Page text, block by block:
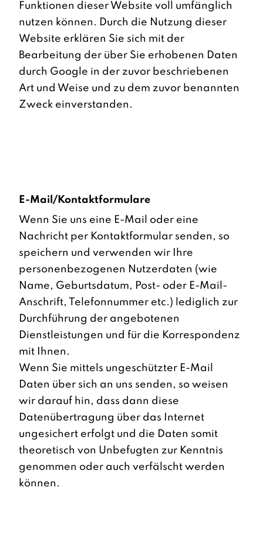
Funktionen dieser Website voll umfänglich
nutzen können. Durch die Nutzung dieser
Website erklären Sie sich mit der
Bearbeitung der über Sie erhobenen Daten
durch Google in der zuvor beschriebenen
Art und Weise und zu dem zuvor benannten
Zweck einverstanden.
E-Mail/Kontaktformulare
Wenn Sie uns eine E-Mail oder eine
Nachricht per Kontaktformular senden, so
speichern und verwenden wir Ihre
personenbezogenen Nutzerdaten (wie
Name, Geburtsdatum, Post- oder E-Mail-
Anschrift, Telefonnummer etc.) lediglich zur
Durchführung der angebotenen
Dienstleistungen und für die Korrespondenz
mit Ihnen.
Wenn Sie mittels ungeschützter E-Mail
Daten über sich an uns senden, so weisen
wir darauf hin, dass dann diese
Datenübertragung über das Internet
ungesichert erfolgt und die Daten somit
theoretisch von Unbefugten zur Kenntnis
genommen oder auch verfälscht werden
können.